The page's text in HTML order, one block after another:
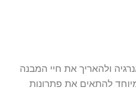
איכותי יכולה להפחית עד 25% מעלויות האנרגיה ולהאריך את חיי המבנה
להתאים את פתרונות